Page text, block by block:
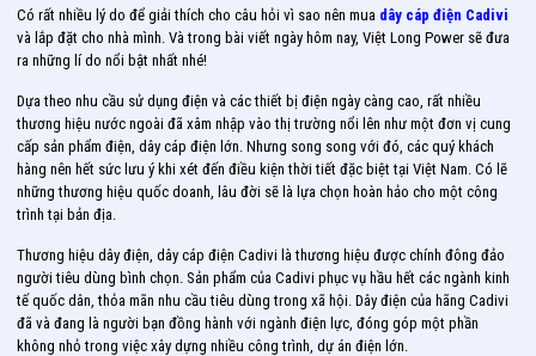
Có rất nhiều lý do để giải thích cho câu hỏi vì sao nên mua dây cáp điện Cadivi
và lắp đặt cho nhà mình. Và trong bài viết ngày hôm nay, Việt Long Power sẽ đưa
ra những lí do nổi bật nhất nhé!
Dựa theo nhu cầu sử dụng điện và các thiết bị điện ngày càng cao, rất nhiều
thương hiệu nước ngoài đã xâm nhập vào thị trường nổi lên như một đơn vị cung
cấp sản phẩm điện, dây cáp điện lớn. Nhưng song song với đó, các quý khách
hàng nên hết sức lưu ý khi xét đến điều kiện thời tiết đặc biệt tại Việt Nam. Có lẽ
những thương hiệu quốc doanh, lâu đời sẽ là lựa chọn hoàn hảo cho một công
trình tại bản địa.
Thương hiệu dây điện, dây cáp điện Cadivi là thương hiệu được chính đông đảo
người tiêu dùng bình chọn. Sản phẩm của Cadivi phục vụ hầu hết các ngành kinh
tế quốc dân, thỏa mãn nhu cầu tiêu dùng trong xã hội. Dây điện của hãng Cadivi
đã và đang là người bạn đồng hành với ngành điện lực, đóng góp một phần
không nhỏ trong việc xây dựng nhiều công trình, dự án điện lớn.